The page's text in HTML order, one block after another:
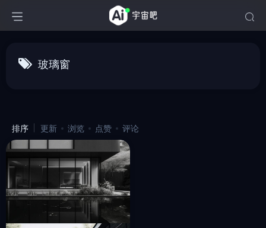
玻璃窗
排序 更新 浏览 点赞 评论